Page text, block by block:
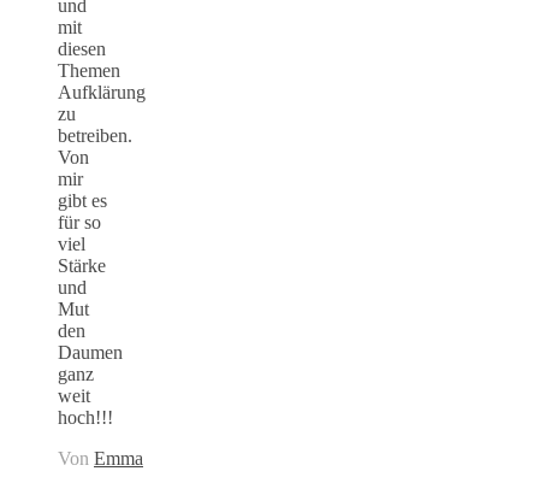
und
mit
diesen
Themen
Aufklärung
zu
betreiben.
Von
mir
gibt es
für so
viel
Stärke
und
Mut
den
Daumen
ganz
weit
hoch!!!
Von Emma